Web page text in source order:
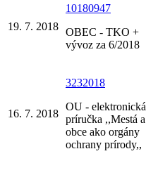
19. 7. 2018
10180947
OBEC - TKO +
vývoz za 6/2018
16. 7. 2018
3232018
OU - elektronická
príručka ,,Mestá a
obce ako orgány
ochrany prírody,,